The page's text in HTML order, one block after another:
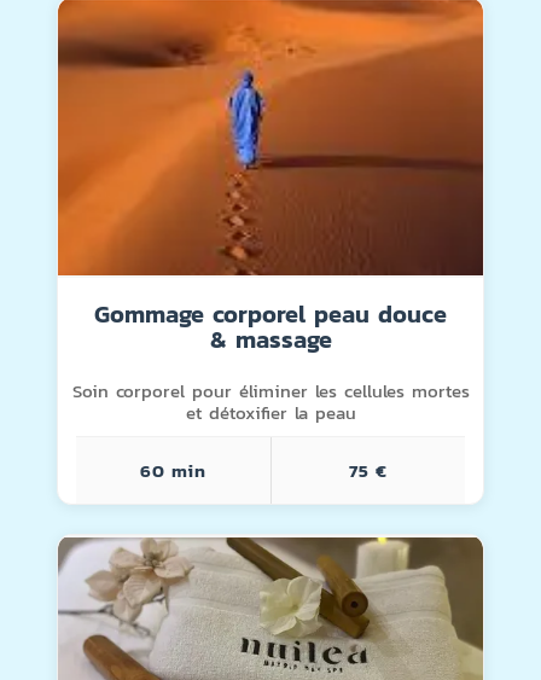
Gommage corporel peau douce
& massage
Soin corporel pour éliminer les cellules mortes
et détoxifier la peau
60 min 75 €
peau douce & massage
Ver + Info
CORPOREL + DOUCHE
MASSAGE CORPOREL